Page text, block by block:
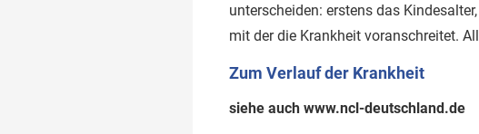
unterscheiden: erstens das
mit der die Krankheit voranschreitet.
Zum Verlauf der Krankheit
siehe auch www.ncl-deutschland.de